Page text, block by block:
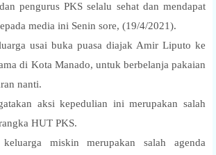
pengurus PKS selalu sehat dan mendapat
media ini Senin sore, (19/4/2021).
usai buka puasa diajak Amir Liputo ke
di Kota Manado, untuk berbelanja pakaian
nanti.
aksi kepedulian ini merupakan salah
HUT PKS.
miskin merupakan salah agenda